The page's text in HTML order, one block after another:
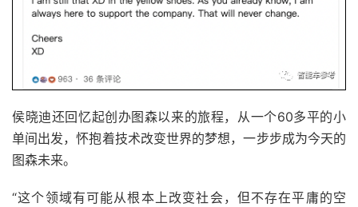
侯晓迪还回忆起创办图森以来的旅程，从一个60多平的小
单间出发，怀抱着技术改变世界的梦想，一步步成为今天的
图森未来。
“这个领域有可能从根本上改变社会，但不存在平庸的空